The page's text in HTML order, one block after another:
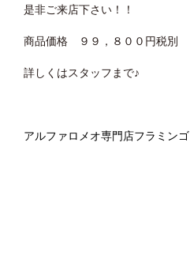
是非ご来店下さい！！
商品価格 ９９，８００円税別
詳しくはスタッフまで♪
アルファロメオ専門店フラミンゴ